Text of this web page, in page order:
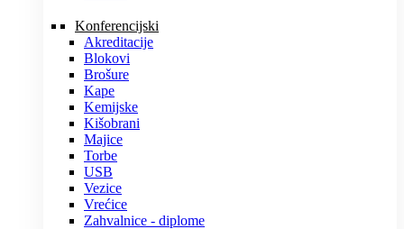
Konferencijski
Akreditacije
Blokovi
Brošure
Kape
Kemijske
Kišobrani
Majice
Torbe
USB
Vezice
Vrećice
Zahvalnice - diplome